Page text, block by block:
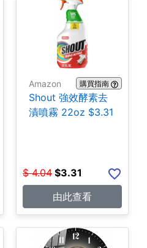
Amazon 購買指南
Shout 強效酵素去
漬噴霧 22oz $3.31
$ 4.04 $3.31
由此查看